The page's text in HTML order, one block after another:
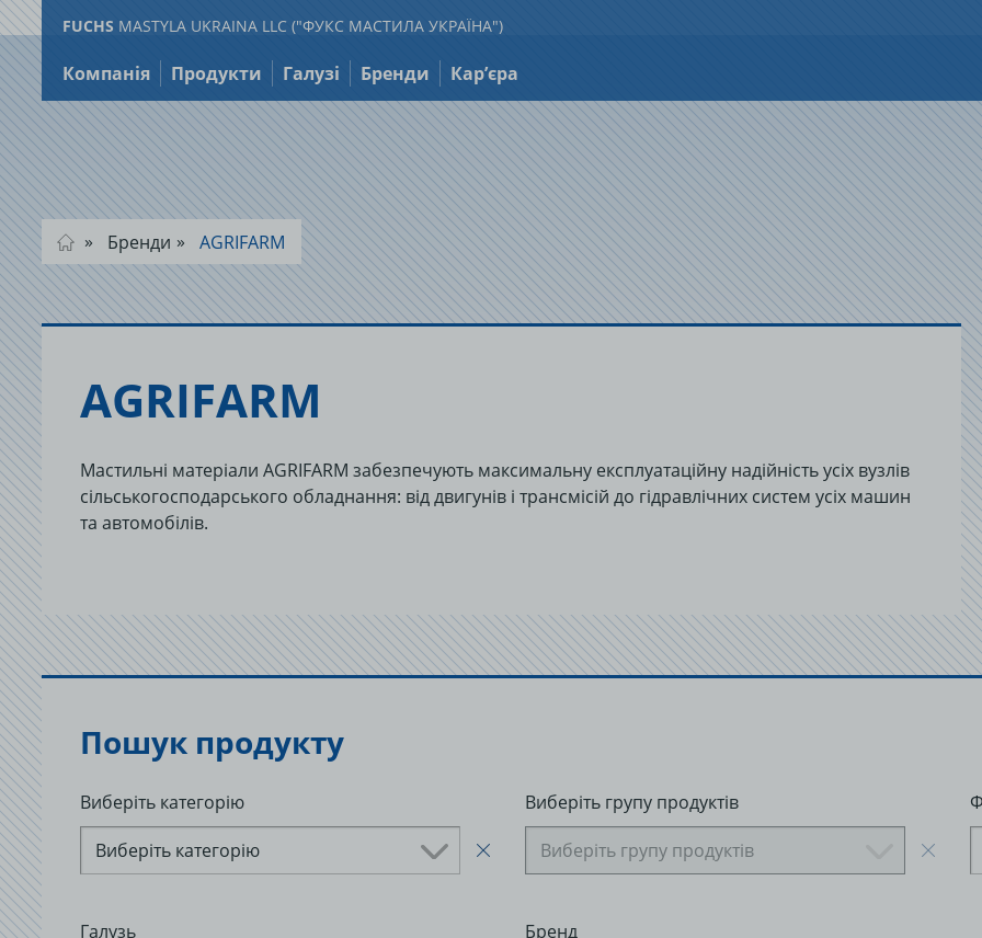
Перейти
до
змісту
FUCHS MASTYLA UKRAINA LLC ("ФУКС МАСТИЛА УКРАЇНА")
Компанія Продукти Галузі Бренди Кар’єра
Бренди AGRIFARM
AGRIFARM
Мастильні матеріали AGRIFARM забезпечують максимальну експлуатаційну надійність усіх вузлів
сільськогосподарського обладнання: від двигунів і трансмісій до гідравлічних систем усіх машин
та автомобілів.
Пошук продукту
Виберіть категорію
Виберіть категорію
Виберіть групу продуктів
Виберіть групу продуктів
Галузь
Бренд